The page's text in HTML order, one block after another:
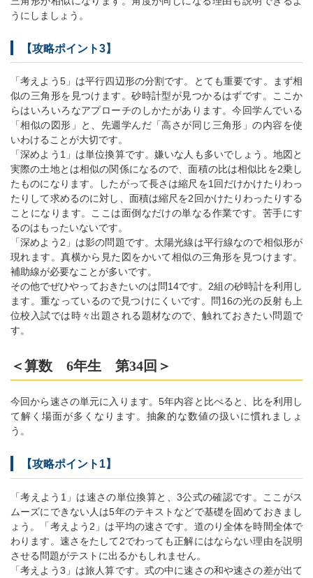
うにしましょう。
【攻略ポイント3】
「考えよう5」は平行四辺形の分割です。とても重要です。まず相
似の三角形を見つけます。砂時計型が見つかるはずです。ここか
らはいろいろなアプローチのしかたがあります。今回学んでいる
「相似の図形」と、先週学んだ「高さが同じ三角形」の内容を使
いわけることが大切です。
「深めよう1」は単位換算です。嫌いな人も多いでしょう。地図と
実際の土地とは相似の関係になるので、面積の比は相似比を2乗し
たものになります。したがって長さは縮尺を1回だけかけたりわっ
たりして求めるのに対し、面積は縮尺を2回かけたりわったりする
ことになります。ここは面倒なだけの単なる作業です。苦手にす
るのはもったいないです。
「深めよう2」は影の問題です。太陽光線は平行線なので相似形が
現れます。真横から見た図をかいて相似の三角形を見つけます。
補助線が必要なことが多いです。
その他でぜひやっておきたいのは問14です。2組の砂時計を利用し
ます。重なっているので見つけにくいです。問16の光の反射も上
位校入試では時々出題される題材なので、触れておきたい問題で
す。
＜算数 6年生 第34回＞
今回から速さの単元に入ります。5年内容と比べると、比を利用し
て解く場面が多くなります。抽象的な数値の扱いに慣れましょ
う。
【攻略ポイント1】
「考えよう1」は速さの単位換算と、3公式の確認です。ここがス
ムーズにできない人は5年のテキストなどで基礎を固めておきまし
ょう。「考えよう2」は平均の速さです。道のり全体を時間全体で
わります。速さをたして2でわっても正解にはならない理由を説明
させる問題がテストに出るかもしれません。
「考えよう3」は旅人算です。式の中に速さの和や速さの差が出て